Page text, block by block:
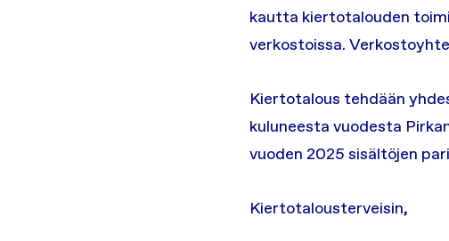
kautta kiertotalouden
verkostoissa.
Kiertotalous tehdään
kuluneesta vuodesta
vuoden 2025 sisältöjen
Kiertotalousterveisin,